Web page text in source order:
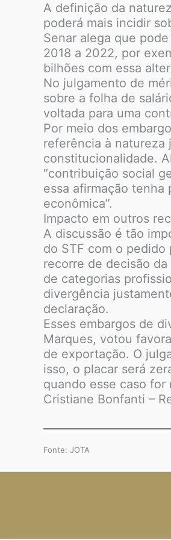
A definição da
poderá mais incidir
Senar alega que
2018 a 2022, por
bilhões com essa
No julgamento de
sobre a folha de
voltada para uma
Por meio dos
referência à natureza
constitucionalidade.
“contribuição social
essa afirmação
econômica”.
Impacto em outros
A discussão é tão
do STF com o
recorre de decisão
de categorias
divergência
declaração.
Esses embargos de
Marques, votou
de exportação. O
isso, o placar será
quando esse caso for
Cristiane Bonfanti –
Fonte: JOTA